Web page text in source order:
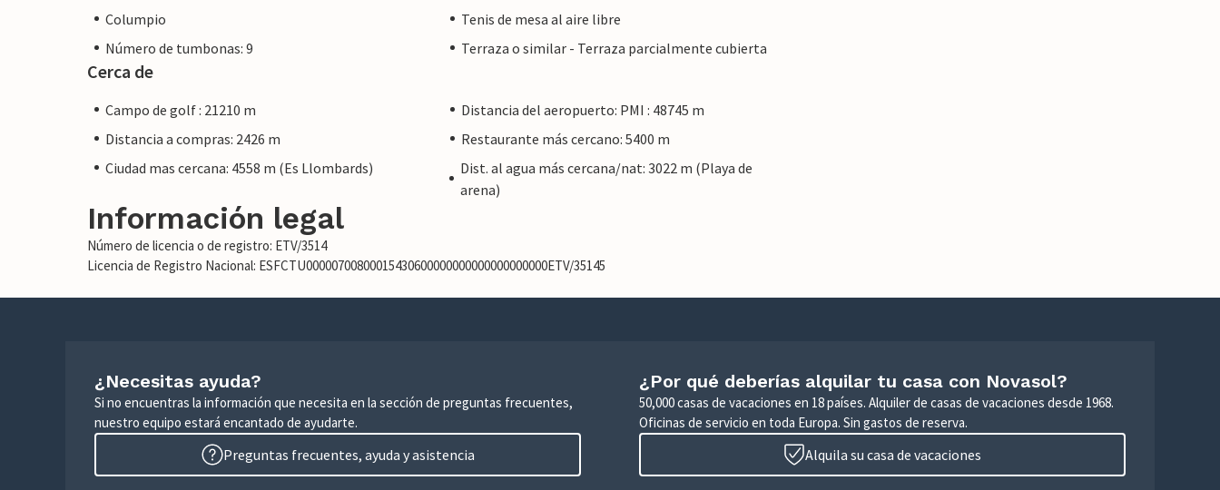
Columpio
Tenis de mesa al aire libre
Número de tumbonas: 9
Terraza o similar - Terraza parcialmente cubierta
Cerca de
Campo de golf : 21210 m
Distancia del aeropuerto: PMI : 48745 m
Distancia a compras: 2426 m
Restaurante más cercano: 5400 m
Ciudad mas cercana: 4558 m (Es Llombards)
Dist. al agua más cercana/nat: 3022 m (Playa de
arena)
Información legal
Número de licencia o de registro: ETV/3514
Licencia de Registro Nacional: ESFCTU00000700800015430600000000000000000000ETV/35145
¿Necesitas ayuda?
Si no encuentras la información que necesita en la sección de preguntas frecuentes,
nuestro equipo estará encantado de ayudarte.
Preguntas frecuentes, ayuda y asistencia
¿Por qué deberías alquilar tu casa con Novasol?
50,000 casas de vacaciones en 18 países. Alquiler de casas de vacaciones desde 1968.
Oficinas de servicio en toda Europa. Sin gastos de reserva.
Alquila su casa de vacaciones